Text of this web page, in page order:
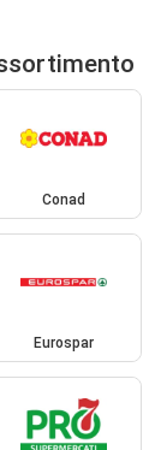
Conad
Eurospar